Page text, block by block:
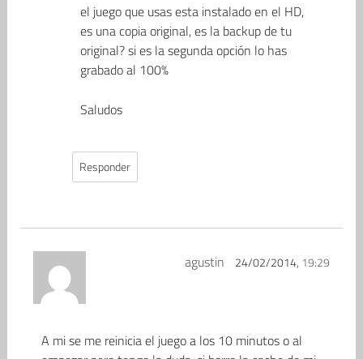
el juego que usas esta instalado en el HD,
es una copia original, es la backup de tu
original? si es la segunda opción lo has
grabado al 100%
Saludos
Responder
agustin 24/02/2014, 19:29
A mi se me reinicia el juego a los 10 minutos o al